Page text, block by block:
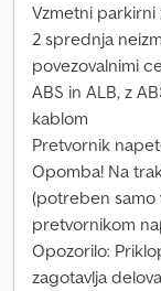
Vzmetni parkirni
2 sprednja
povezovalnimi
ABS in ALB, z
kablom
Pretvornik
Opomba! Na
(potreben samo
pretvornikom
Opozorilo:
zagotavlja